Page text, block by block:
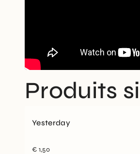
Produits
Yesterday
€ 1,50